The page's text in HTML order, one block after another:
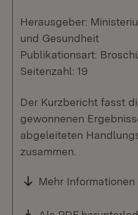
Herausgeber:
und Gesundheit
Publikationsart:
Seitenzahl: 19
Der Kurzbericht fasst
gewonnenen
abgeleiteten
zusammen.
Mehr Informationen